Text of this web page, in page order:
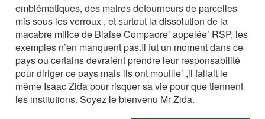
emblématiques, des maires detourneurs de parcelles
mis sous les verroux , et surtout la dissolution de la
macabre milice de Blaise Compaore’ appelée’ RSP, les
exemples n’en manquent pas.Il fut un moment dans ce
pays ou certains devraient prendre leur responsabilité
pour diriger ce pays mais ils ont mouille’ ,il fallait le
même Isaac Zida pour risquer sa vie pour que tiennent
les institutions. Soyez le bienvenu Mr Zida.